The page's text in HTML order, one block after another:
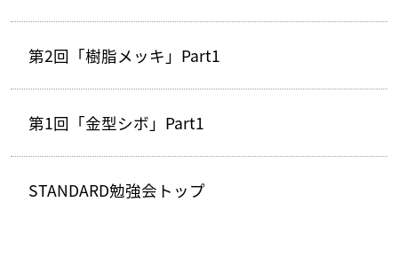
第2回「樹脂メッキ」Part1
第1回「金型シボ」Part1
STANDARD勉強会トップ